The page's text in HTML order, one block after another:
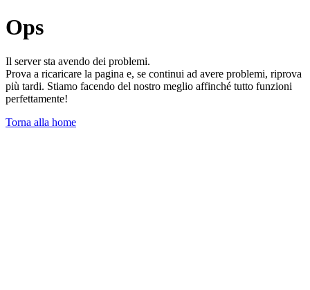
Ops
Il server sta avendo dei problemi.
Prova a ricaricare la pagina e, se continui ad avere problemi, riprova
più tardi. Stiamo facendo del nostro meglio affinché tutto funzioni
perfettamente!
Torna alla home